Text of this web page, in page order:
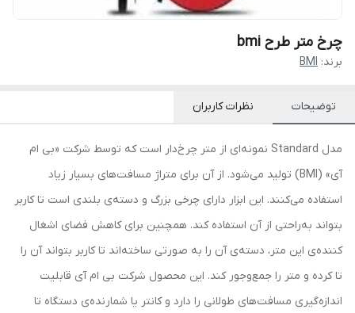
چرخ متر طرح bmi
برند: BMI
توضیحات نظرات کاربران
مدل Standard نمونه‌ای از متر چرخ‌دار است که توسط شرکت «بی ام
آی» (BMI) تولید می‌شود. از آن برای متراژ مسافت‌های بسیار زیاد
استفاده می‌کنند. این ابزار دارای چرخی بزرگ و دسته‌ی بلندی است تا کاربر
بتواند به‌راحتی از آن استفاده کند. همچنین برای کاهش فضای اشغال
کننده‌ی این متر، دسته‌ی آن را به صورتی ساخته‌اند تا کاربر بتواند آن را
تا کرده و متر را جمع‌وجور کند. این محصول شرکت بی ام آی قابلیت
اندازه‌گیری مسافت‌های طولانی را دارد و کانتر یا شمارنده‌ی دستگاه تا